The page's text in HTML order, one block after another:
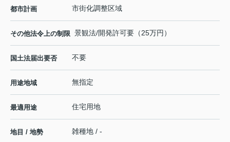
都市計画 市街化調整区域
その他法令上の制限 景観法/開発許可要（25万円）
国土法届出要否 不要
用途地域 無指定
最適用途 住宅用地
地目 / 地勢 雑種地 / -